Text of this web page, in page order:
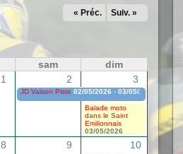
« Préc. Suiv. »
sam
dim
1 2 3
JD Vaison Piste 02/05/2026 -03/05/2026
Balade moto
dans le Saint
Emilionnais
03/05/2026
8 9 10